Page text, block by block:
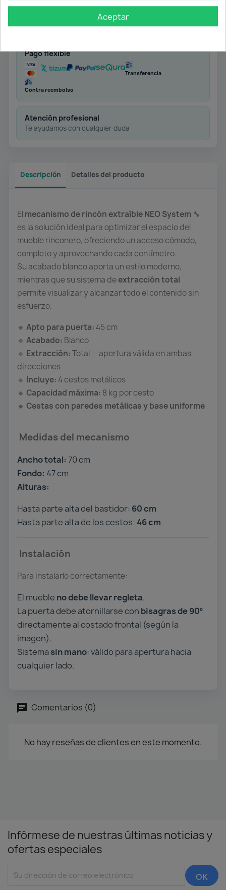
Desde 50 € en península
Pago flexible
Transferencia
Contra reembolso
Atención profesional
Te ayudamos con cualquier duda
Descripción Detalles del producto
El mecanismo de rincón extraíble NEO System 🔧
es la solución ideal para optimizar el espacio del
mueble rinconero, ofreciendo un acceso cómodo,
completo y aprovechando cada centímetro.
Su acabado blanco aporta un estilo moderno,
mientras que su sistema deextracción total
permite visualizar y alcanzar todo el contenido sin
esfuerzo.
🔹 Apto para puerta: 45 cm
🔹 Acabado: Blanco
🔹 Extracción:Total — apertura válida en ambas
direcciones
🔹 Incluye: 4 cestos metálicos
🔹 Capacidad máxima: 8 kg por cesto
🔹 Cestas con paredes metálicas y base uniforme
Medidas del mecanismo
Ancho total: 70 cm
Fondo: 47 cm
Alturas:
Hasta parte alta del bastidor: 60 cm
Hasta parte alta de los cestos: 46 cm
Instalación
Para instalarlo correctamente:
El mueble no debe llevar regleta.
La puerta debe atornillarse con bisagras de 90º
directamente al costado frontal (según la
imagen).
Sistemasin mano: válido para apertura hacia
cualquier lado.
Comentarios (0)
No hay reseñas de clientes en este momento.
Infórmese de nuestras últimas noticias y
ofertas especiales
Aceptar